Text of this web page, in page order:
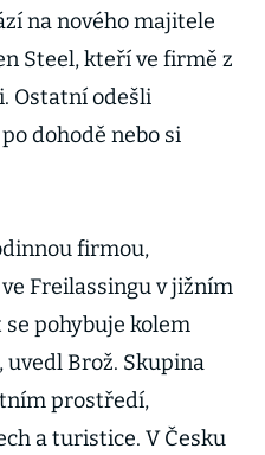
na nového majitele
Steel, kteří ve firmě z
Ostatní odešli
dohodě nebo si
firmou,
Freilassingu v jižním
pohybuje kolem
Brož. Skupina
prostředí,
a turistice. V Česku